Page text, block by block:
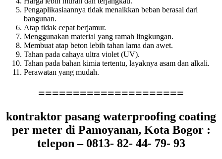
Pengaplikasiaannya tidak menaikkan beban berasal dari
bangunan.
Atap tidak cepat berjamur.
Menggunakan material yang ramah lingkungan.
Membuat atap beton lebih tahan lama dan awet.
Tahan pada cahaya ultra violet (UV).
Tahan pada bahan kimia tertentu, layaknya asam dan alkali.
Perawatan yang mudah.
=====================
kontraktor pasang waterproofing coating
per meter di Pamoyanan, Kota Bogor :
telepon – 0813- 82- 44- 79- 93